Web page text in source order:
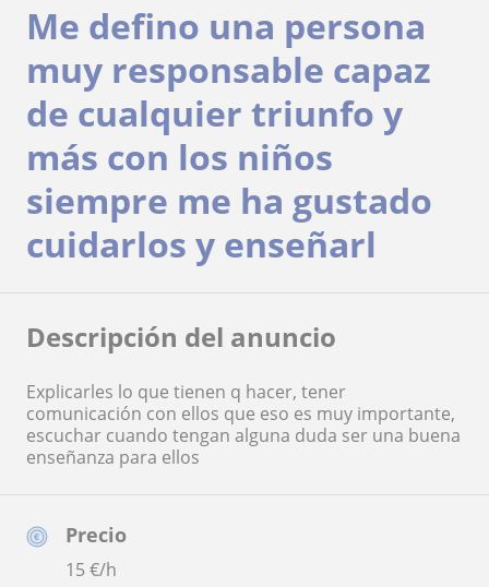
Precio
15€/h
Me defino una persona
muy responsable capaz
de cualquier triunfo y
más con los niños
siempre me ha gustado
cuidarlos y enseñarl
Descripción del anuncio
Explicarles lo que tienen q hacer, tener
comunicación con ellos que eso es muy importante,
escuchar cuando tengan alguna duda ser una buena
enseñanza para ellos